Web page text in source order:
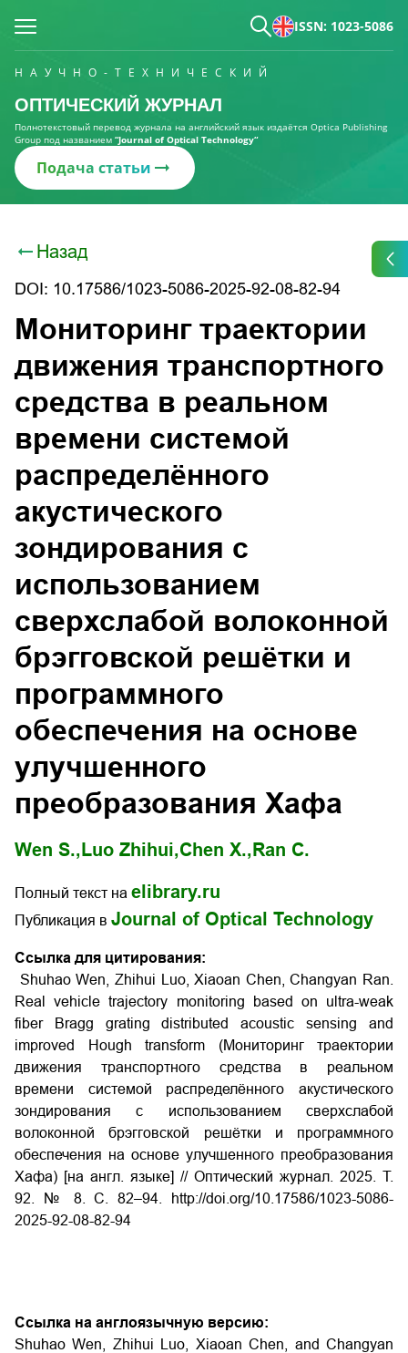
ISSN: 1023-5086
НАУЧНО-ТЕХНИЧЕСКИЙ
ОПТИЧЕСКИЙ ЖУРНАЛ
Полнотекстовый перевод журнала на английский язык издаётся Optica Publishing
Group под названием “Journal of Optical Technology“
Подача статьи
Назад
DOI: 10.17586/1023-5086-2025-92-08-82-94
Мониторинг траектории
движения транспортного
средства в реальном
времени системой
распределённого
акустического
зондирования с
использованием
сверхслабой волоконной
брэгговской решётки и
программного
обеспечения на основе
улучшенного
преобразования Хафа
Wen S., Luo Zhihui,Chen X., Ran C.
Полный текст на elibrary.ru
Публикация в Journal of Optical Technology
Ссылка для цитирования:
Shuhao Wen, Zhihui Luo, Xiaoan Chen, Changyan Ran.
Real vehicle trajectory monitoring based on ultra-weak
fiber Bragg grating distributed acoustic sensing and
improved Hough transform (Мониторинг траектории
движения транспортного средства в реальном
времени системой распределённого акустического
зондирования с использованием сверхслабой
волоконной брэгговской решётки и программного
обеспечения на основе улучшенного преобразования
Хафа) [на англ. языке] // Оптический журнал. 2025. Т.
92. № 8. С. 82–94. http://doi.org/10.17586/1023-5086-
2025-92-08-82-94
Ссылка на англоязычную версию:
Shuhao Wen, Zhihui Luo, Xiaoan Chen, and Changyan